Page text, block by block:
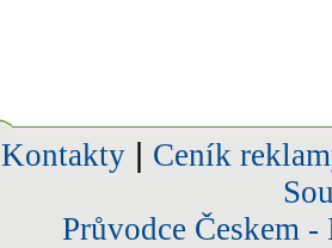
Kontakty| Ceník
Průvodce Českem